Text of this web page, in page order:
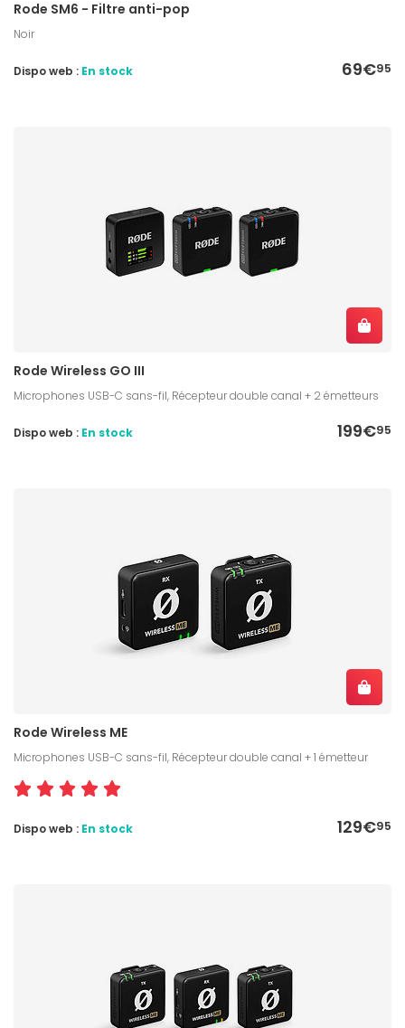
Rode SM6 - Filtre anti-pop
Noir
69€95
Dispo web : En stock
Rode Wireless GO III
Microphones USB-C sans-fil, Récepteur double canal + 2 émetteurs
199€95
Dispo web : En stock
Rode Wireless ME
Microphones USB-C sans-fil, Récepteur double canal + 1 émetteur
129€95
Dispo web : En stock